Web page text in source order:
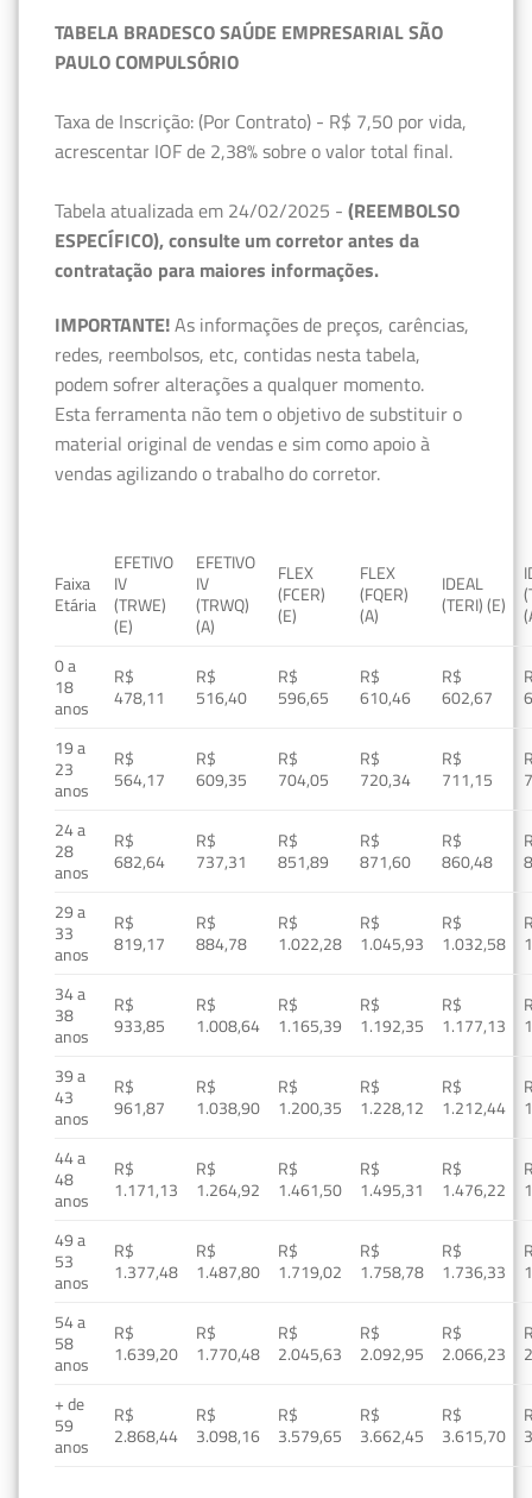
TABELA BRADESCO SAÚDE EMPRESARIAL SÃO
PAULO COMPULSÓRIO
Taxa de Inscrição: (Por Contrato) - R$ 7,50 por vida,
acrescentar IOF de 2,38% sobre o valor total final.
Tabela atualizada em 24/02/2025 - (REEMBOLSO
ESPECÍFICO), consulte um corretor antes da
contratação para maiores informações.
IMPORTANTE!As informações de preços, carências,
redes, reembolsos, etc, contidas nesta tabela,
podem sofrer alterações a qualquer momento.
Esta ferramenta não tem o objetivo de substituir o
material original de vendas e sim como apoio à
vendas agilizando o trabalho do corretor.
Faixa
Etária
EFETIVO
IV
(TRWE)
(E)
EFETIVO
IV
(TRWQ)
(A)
FLEX
(FCER)
(E)
FLEX
(FQER)
(A)
IDEAL
(TERI) (E)
0 a
18
anos
R$
478,11
R$
516,40
R$
596,65
R$
610,46
R$
602,67
19 a
23
anos
R$
564,17
R$
609,35
R$
704,05
R$
720,34
R$
711,15
24 a
28
anos
R$
682,64
R$
737,31
R$
851,89
R$
871,60
R$
860,48
29 a
33
anos
R$
819,17
R$
884,78
R$
1.022,28
R$
1.045,93
R$
1.032,58
34 a
38
anos
R$
933,85
R$
1.008,64
R$
1.165,39
R$
1.192,35
R$
1.177,13
39 a
43
anos
R$
961,87
R$
1.038,90
R$
1.200,35
R$
1.228,12
R$
1.212,44
44 a
48
anos
R$
1.171,13
R$
1.264,92
R$
1.461,50
R$
1.495,31
R$
1.476,22
49 a
53
anos
R$
1.377,48
R$
1.487,80
R$
1.719,02
R$
1.758,78
R$
1.736,33
54 a
58
anos
R$
1.639,20
R$
1.770,48
R$
2.045,63
R$
2.092,95
R$
2.066,23
+ de
59
anos
R$
2.868,44
R$
3.098,16
R$
3.579,65
R$
3.662,45
R$
3.615,70